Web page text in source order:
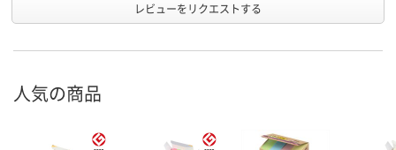
レビューをリクエストする
人気の商品